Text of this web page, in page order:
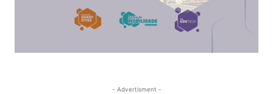
- Advertisment -